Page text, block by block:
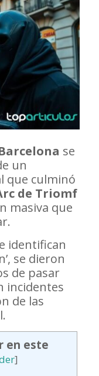
se
un
que culminó
de Triomf
masiva que
identifican
se dieron
de pasar
incidentes
de las
en este
]